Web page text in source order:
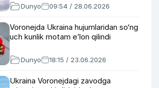
Dunyo 09:54 / 28.06.2026
Voronejda Ukraina hujumlaridan so‘ng
uch kunlik motam e’lon qilindi
Dunyo 18:15 / 23.06.2026
Ukraina Voronejdagi zavodga